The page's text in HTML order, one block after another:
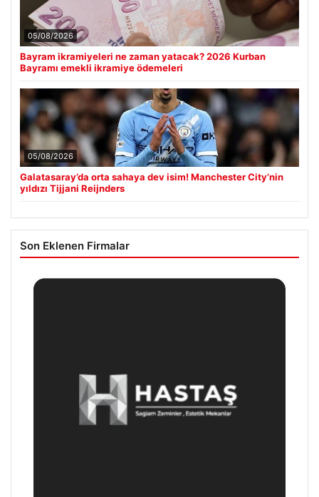
05/08/2026
Bayram ikramiyeleri ne zaman yatacak? 2026 Kurban
Bayramı emekli ikramiye ödemeleri
05/08/2026
Galatasaray’da orta sahaya dev isim! Manchester City’nin
yıldızı Tijjani Reijnders
Son Eklenen Firmalar